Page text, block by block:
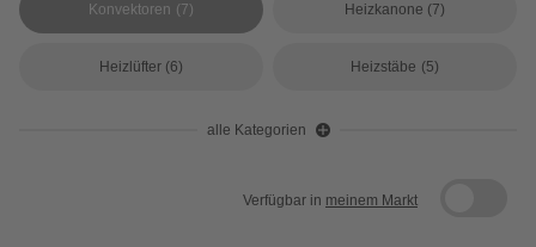
Konvektoren (7) Heizkanone (7)
Heizlüfter (6) Heizstäbe (5)
alle Kategorien
Verfügbar in meinem Markt